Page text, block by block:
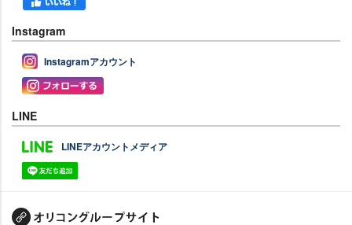
Instagram
Instagramアカウント
LINE
LINEアカウントメディア